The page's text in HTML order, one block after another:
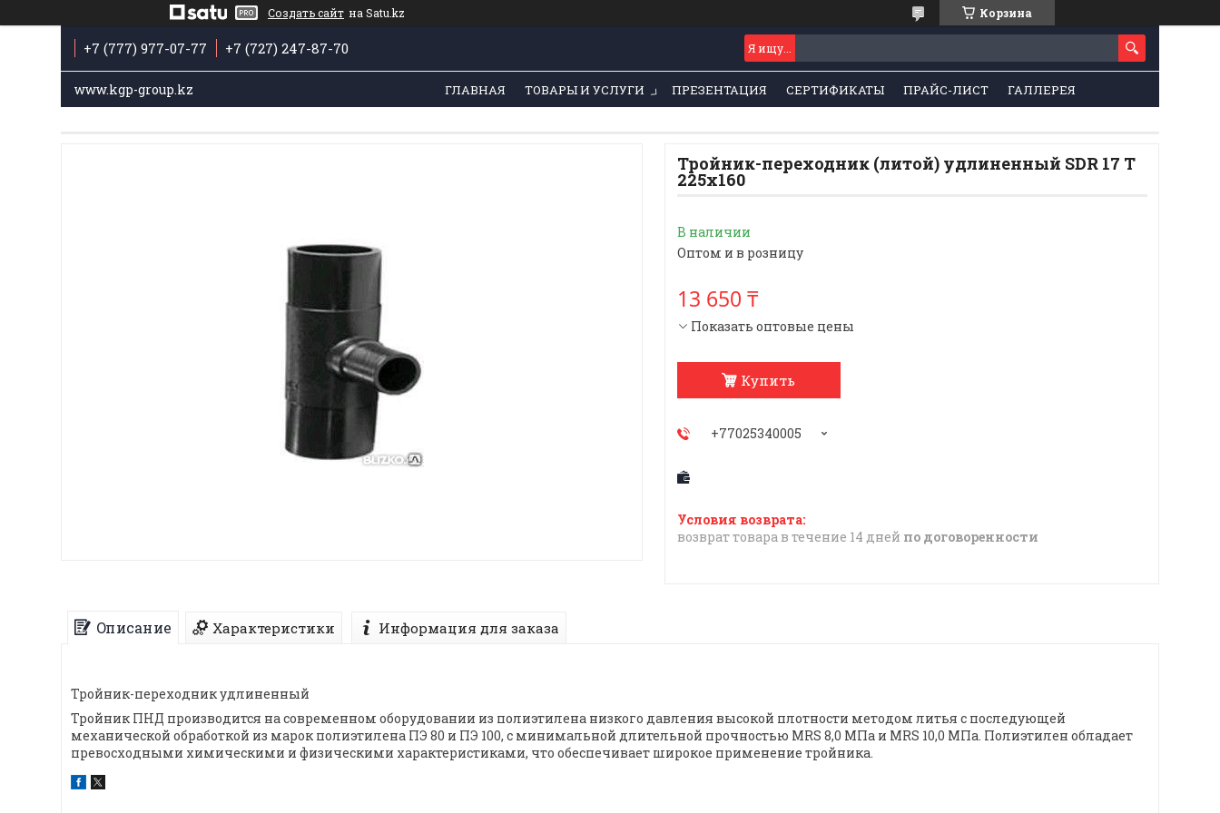
Создать сайт на Satu.kz Корзина
+7 (777) 977-07-77 +7 (727) 247-87-70
www.kgp-group.kz ГЛАВНАЯ ТОВАРЫ И УСЛУГИ ПРЕЗЕНТАЦИЯ СЕРТИФИКАТЫ ПРАЙС-ЛИСТ ГАЛЛЕРЕЯ
Тройник-переходник (литой) удлиненный SDR 17 Т
225х160
В наличии
Оптом и в розницу
13 650 ₸
Показать оптовые цены
Купить
+77025340005
возврат товара в течение 14 дней по договоренности
Описание Характеристики Информация для заказа
Тройник-переходник удлиненный
Тройник ПНД производится на современном оборудовании из полиэтилена низкого давления высокой плотности методом литья с последующей
механической обработкой из марок полиэтилена ПЭ 80 и ПЭ 100, с минимальной длительной прочностью MRS 8,0 МПа и MRS 10,0 МПа. Полиэтилен обладает
превосходными химическими и физическими характеристиками, что обеспечивает широкое применение тройника.